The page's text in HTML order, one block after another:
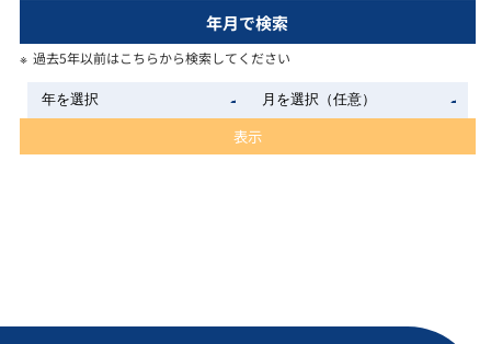
年月で検索
過去5年以前はこちらから検索してください
表示